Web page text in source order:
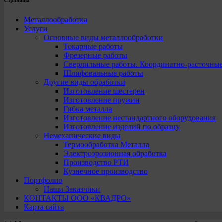
Металлообработка
Услуги
Основные виды металлообработки
Токарные работы
Фрезерные работы
Сверлильные работы. Координатно-
Шлифовальные работы
Другие виды обработки
Изготовление шестерен
Изготовление пружин
Гибка металла
Изготовление нестандартного оборудования
Изготовление изделий по образцу
Немеханические виды
Термообработка Металла
Электроэрозионная обработка
Производство РТИ
Кузнечное производство
Портфолио
Наши Заказчики
КОНТАКТЫ ООО «КВАДРО»
Карта сайта